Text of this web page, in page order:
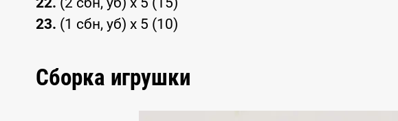
23. (1 сбн, уб) x 5 (10)
Сборка игрушки